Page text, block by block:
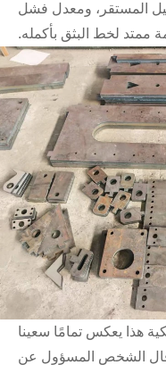
المستقر، ومعدل فشل
لخط البثق بأكمله.
هذا يعكس تمامًا سعينا
الشخص المسؤول عن